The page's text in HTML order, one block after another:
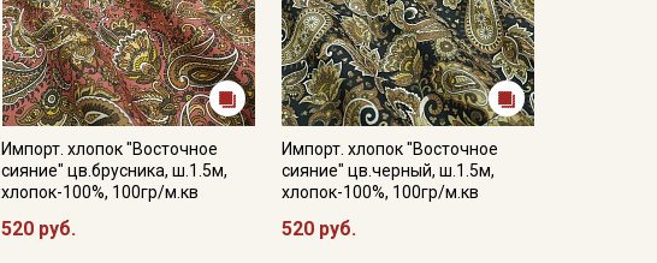
Импорт. хлопок "Восточное
сияние" цв.брусника, ш.1.5м,
хлопок-100%, 100гр/м.кв
520 руб.
Импорт. хлопок "Восточное
сияние" цв.черный, ш.1.5м,
хлопок-100%, 100гр/м.кв
520 руб.